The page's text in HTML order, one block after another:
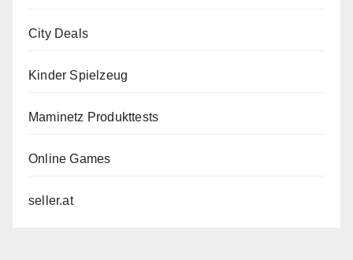
City Deals
Kinder Spielzeug
Maminetz Produkttests
Online Games
seller.at